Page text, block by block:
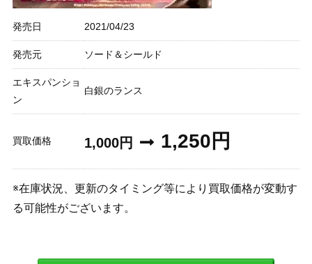
発売日 2021/04/23
発売元 ソード＆シールド
エキスパンショ
ン
白銀のランス
買取価格 1,000円 1,250円
※在庫状況、更新のタイミング等により買取価格が変動す
る可能性がございます。